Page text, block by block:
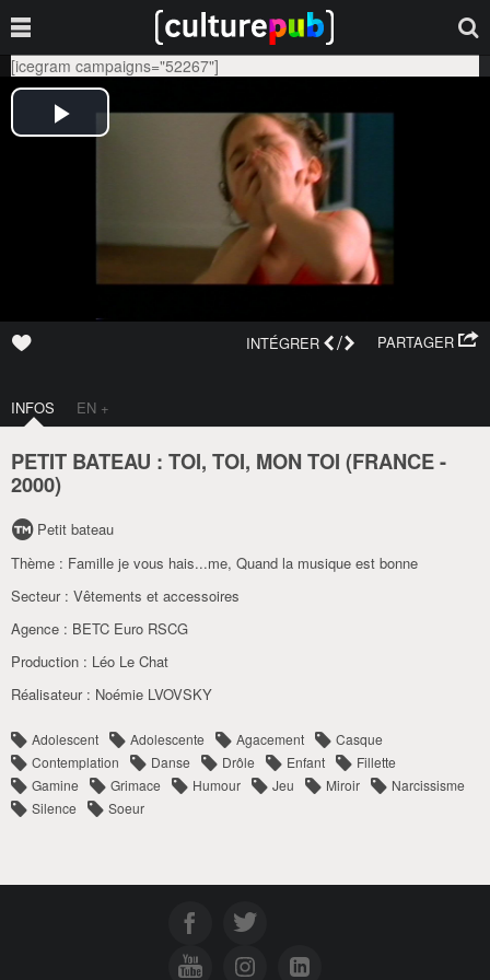
[icegram campaigns="52267"]
PARTAGER
INTÉGRER /
INFOS EN +
PETIT BATEAU : TOI, TOI, MON TOI (FRANCE-
2000)
Petit bateau
Thème : Famille je vous hais...me, Quand la musique est bonne
Secteur : Vêtements et accessoires
Agence : BETC Euro RSCG
Production : Léo Le Chat
Réalisateur : Noémie LVOVSKY
Adolescent Adolescente Agacement
Casque
Contemplation
Danse Drôle Enfant
Fillette
Gamine
Grimace Humour Jeu Miroir
Narcissisme
Silence
Soeur